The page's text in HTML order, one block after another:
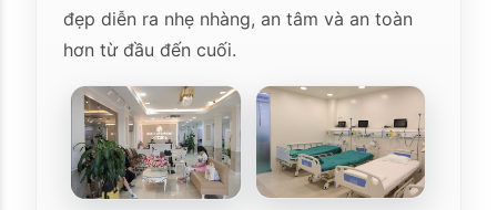
đẹp diễn ra nhẹ nhàng, an tâm và an toàn
hơn từ đầu đến cuối.